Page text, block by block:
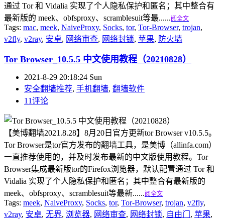
通过 Tor 和 Vidalia 实现了个人隐私保护和匿名；其中整合有
最新版的 meek、obfsproxy、scramblesuit等最......阅全文
Tags: mac, meek, NaiveProxy, Socks, tor, Tor-Browser, trojan,
v2fly, v2ray, 安卓, 网络审查, 网络封锁, 苹果, 防火墙
Tor Browser_10.5.5 中文使用教程（20210828）
2021-8-29 20:18:24 Sun
安全翻墙推荐, 手机翻墙, 翻墙软件
11评论
【美博翻墙2021.8.28】8月20日官方更新tor Browser v10.5.5。
Tor Browser是tor官方发布的翻墙工具，是美博（allinfa.com）
一直推荐使用的，并及时发布最新的中文版使用教程。Tor
Browser集成最新版tor的Firefox浏览器，默认配置通过 Tor 和
Vidalia 实现了个人隐私保护和匿名；其中整合有最新版的
meek、obfsproxy、scramblesuit等最新......阅全文
Tags: meek, NaiveProxy, Socks, tor, Tor-Browser, trojan, v2fly,
v2ray, 安卓, 无界, 浏览器, 网络审查, 网络封锁, 自由门 , 苹果,